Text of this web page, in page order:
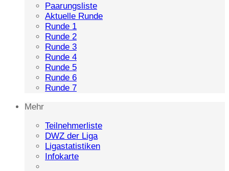
Paarungsliste
Aktuelle Runde
Runde 1
Runde 2
Runde 3
Runde 4
Runde 5
Runde 6
Runde 7
Mehr
Teilnehmerliste
DWZ der Liga
Ligastatistiken
Infokarte